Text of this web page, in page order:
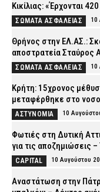
Κικίλιας: «Έρχονται
ΣΩΜΑΤΑ ΑΣΦΑΛΕΙΑΣ 10
Θρήνος στην ΕΛ.ΑΣ.:
αποστρατεία Σταύρος
ΣΩΜΑΤΑ ΑΣΦΑΛΕΙΑΣ 10
Κρήτη: 15χρονος
μεταφέρθηκε στο
ΑΣΤΥΝΟΜΙΑ 10
Φωτιές στη Δυτική
για τις αποζημιώσεις
CAPITAL 10 Αυγούστου
Αναστάτωση στην